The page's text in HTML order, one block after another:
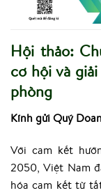
Hội thảo:
cơ hội và
phòng
Kính gửi Quý
Với cam kết
2050, Việt Nam
hóa cam kết từ